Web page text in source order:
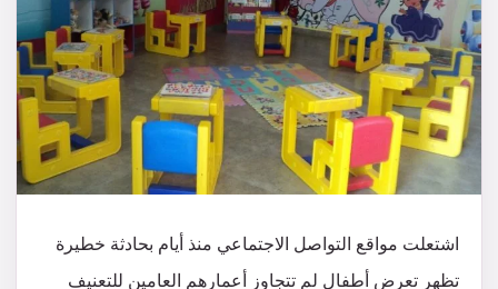
اشتعلت مواقع التواصل الاجتماعي منذ أيام بحادثة خطيرة
تظهر تعرض أطفال لم تتجاوز أعمارهم العامين للتعنيف